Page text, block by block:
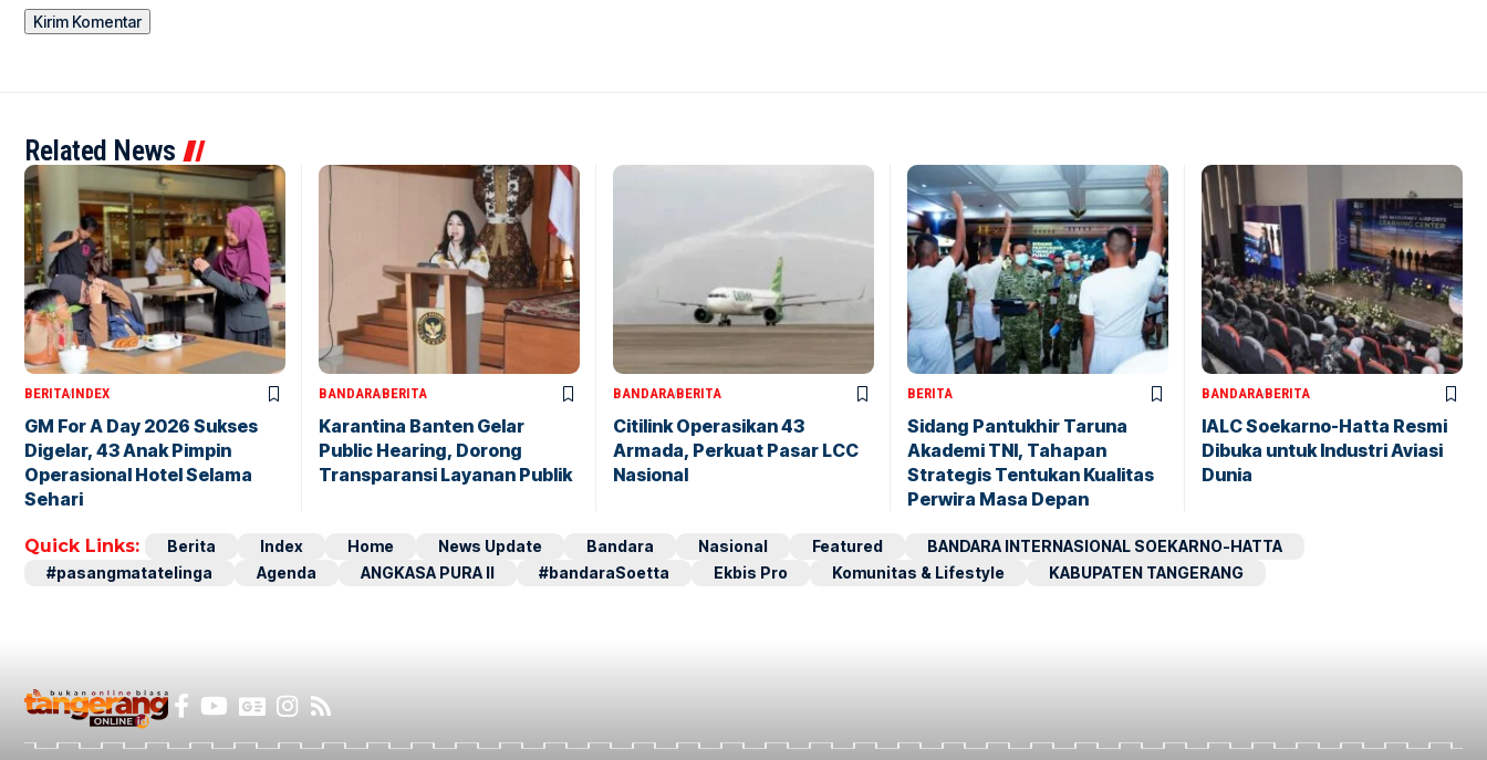
Related News
BERITAINDEX
GM For A Day 2026 Sukses
Digelar, 43 Anak Pimpin
Operasional Hotel Selama
Sehari
BANDARABERITA
Karantina Banten Gelar
Public Hearing, Dorong
Transparansi Layanan Publik
BANDARABERITA
Citilink Operasikan 43
Armada, Perkuat Pasar LCC
Nasional
BERITA
Sidang Pantukhir Taruna
Akademi TNI, Tahapan
Strategis Tentukan Kualitas
Perwira Masa Depan
BANDARABERITA
IALC Soekarno-Hatta Resmi
Dibuka untuk Industri Aviasi
Dunia
Quick Links: Berita Index Home News Update Bandara Nasional Featured
BANDARA INTERNASIONAL SOEKARNO-HATTA
#pasangmatatelinga
Agenda ANGKASA PURA II #bandaraSoetta Ekbis Pro Komunitas & Lifestyle KABUPATEN TANGERANG